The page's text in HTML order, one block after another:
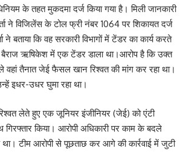
के तहत मुकदमा दर्ज किया गया है। मिली जानकारी
ने विजिलेंस के टोल फ्री नंबर 1064 पर शिकायत दर्ज
ने बताया कि वह सरकारी विभागों में टेंडर का कार्य करते
ऋषिकेश में एक टेंडर डाला था।आरोप है कि उक्त
वहां तैनात जेई फैसल खान रिश्वत की मांग कर रहा था।
इधर-उधर घुमा रहा था।
लेते हुए एक जूनियर इंजीनियर (जेई) को एंटी
किया। आरोपी अधिकारी पर काम के बदले
था। टीम आरोपी से पूछताछ कर आगे की कार्रवाई में जुटी